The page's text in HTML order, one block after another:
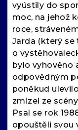
vyústily do
moc, na jehož
roce,
Jarda (který se
o
bylo vyhověno
odpovědným
poněkud
zmizel ze
Psal se rok
opouštěli svou